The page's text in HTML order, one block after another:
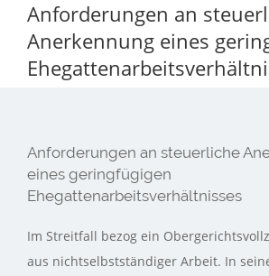
Anforderungen an
Anerkennung eines
Anforderungen an steuerliche
eines geringfügigen
Ehegattenarbeitsverhältnisses
Im Streitfall bezog ein
aus nichtselbstständiger Arbeit. In